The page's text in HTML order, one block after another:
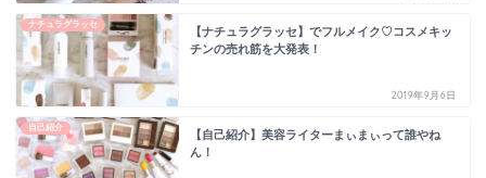
ナチュラグラッセ
【ナチュラグラッセ】でフルメイク♡コスメキッ
チンの売れ筋を大発表！
2019年9月6日
自己紹介
【自己紹介】美容ライターまぃまぃって誰やね
ん！